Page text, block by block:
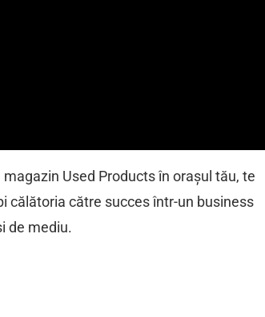
Used Products în orașul tău, te
călătoria către succes într-un business
de mediu.